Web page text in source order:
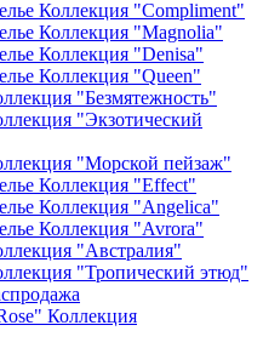
Коллекция "Compliment"
Коллекция "Magnolia"
Коллекция "Denisa"
Коллекция "Queen"
"Безмятежность"
"Экзотический
"Морской пейзаж"
Коллекция "Effect"
Коллекция "Angelica"
Коллекция "Avrora"
"Австралия"
"Тропический этюд"
Коллекция